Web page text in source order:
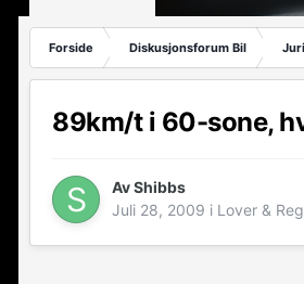
Forside Diskusjonsforum Bil
89km/t i 60-sone,
AvShibbs
Juli 28, 2009 i Lover &